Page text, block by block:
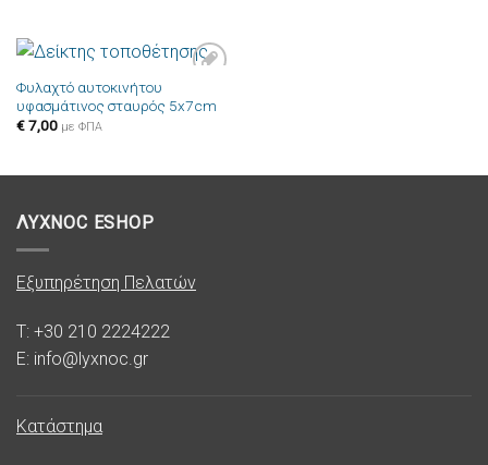
στην λίστα
Φυλαχτό αυτοκινήτου
υφασμάτινος σταυρός 5x7cm
€7,00 με ΦΠΑ
ΛΥΧΝΟC ESHOP
Εξυπηρέτηση Πελατών
T: +30 210 2224222
E: info@lyxnoc.gr
Κατάστημα